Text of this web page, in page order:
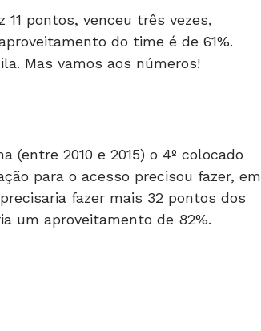
11 pontos, venceu três vezes,
do time é de 61%.
Mas vamos aos números!
(entre 2010 e 2015) o 4º colocado
para o acesso precisou fazer, em
fazer mais 32 pontos dos
um aproveitamento de 82%.